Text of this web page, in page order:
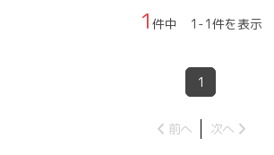
1 件中 1-1件を表示
1
前へ 次へ